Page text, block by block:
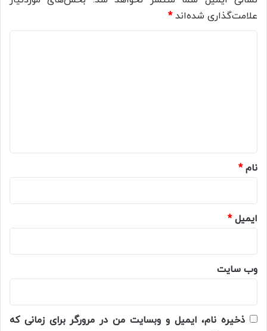
علامت‌گذاری شده‌اند*
نام*
ایمیل*
وب‌ سایت
ذخیره نام، ایمیل و وبسایت من در مرورگر برای زمانی که